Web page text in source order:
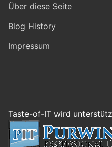
Über diese Seite
Blog History
Impressum
Taste-of-IT wird